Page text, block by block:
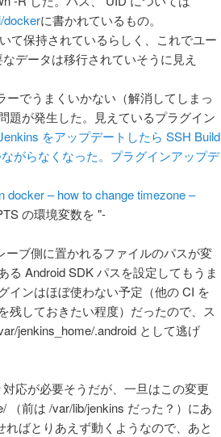
dockerに書かれているもの。
て保持されているらしく、これでユー
データは移行されていそうに見え
でうまくいかない（解消してしまっ
が発生した。見えているプラグイン
をアップデートしたら SSH Build
がらなくなった。プラグインアップデ
docker – how to change timezone –
の環境変数を "-
ーブ側に置かれるファイルのパスが変
る Android SDK パスを設定してもうま
インはほぼ使わない予定（他の CI を
残しておきたい程度）だったので、ス
jenkins_home/.android として逃げ
応が必要そうだが、一旦はこの変更
（前は /var/lib/jenkins だった？）にあ
ばとりあえず動くようなので、あと